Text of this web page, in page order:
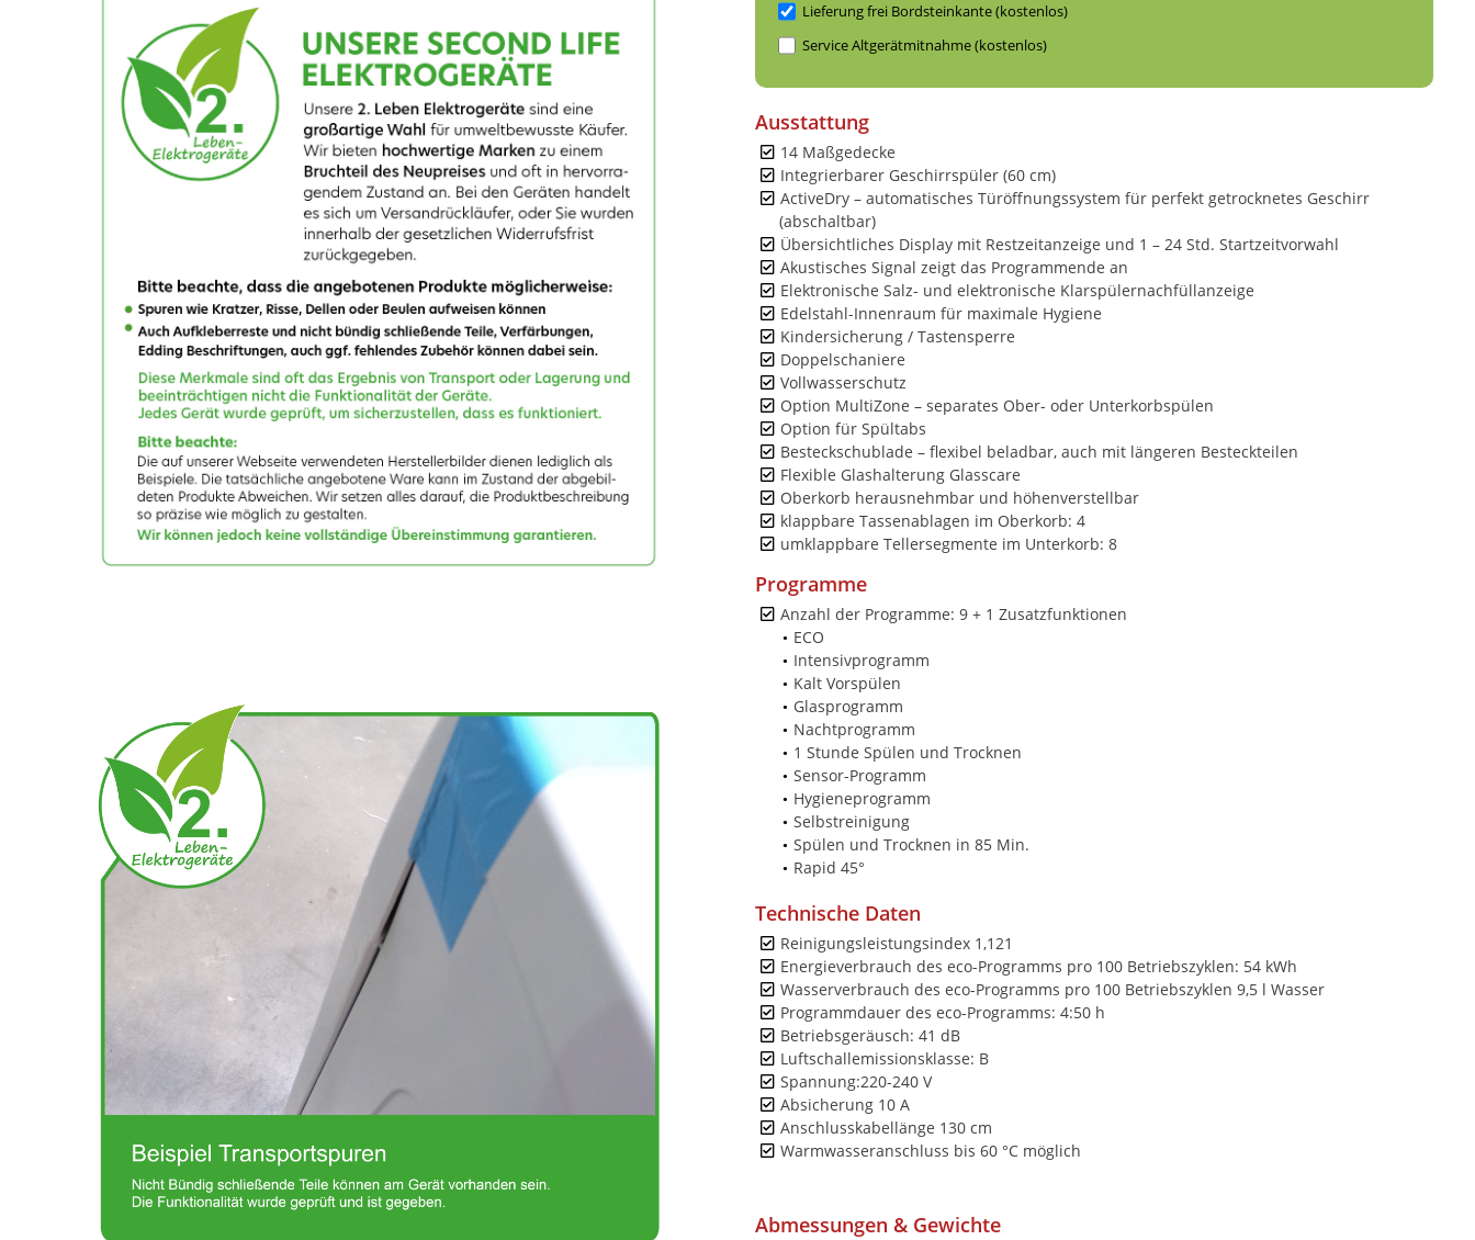
Lieferung frei Bordsteinkante (kostenlos)
Service Altgerätmitnahme (kostenlos)
Ausstattung
14 Maßgedecke
Integrierbarer Geschirrspüler (60 cm)
ActiveDry – automatisches Türöffnungssystem für perfekt getrocknetes Geschirr
(abschaltbar)
Übersichtliches Display mit Restzeitanzeige und 1 – 24 Std. Startzeitvorwahl
Akustisches Signal zeigt das Programmende an
Elektronische Salz- und elektronische Klarspülernachfüllanzeige
Edelstahl-Innenraum für maximale Hygiene
Kindersicherung / Tastensperre
Doppelschaniere
Vollwasserschutz
Option MultiZone – separates Ober- oder Unterkorbspülen
Option für Spültabs
Besteckschublade – flexibel beladbar, auch mit längeren Besteckteilen
Flexible Glashalterung Glasscare
Oberkorb herausnehmbar und höhenverstellbar
klappbare Tassenablagen im Oberkorb: 4
umklappbare Tellersegmente im Unterkorb: 8
Programme
Anzahl der Programme: 9 + 1 Zusatzfunktionen
ECO
Intensivprogramm
Kalt Vorspülen
Glasprogramm
Nachtprogramm
1 Stunde Spülen und Trocknen
Sensor-Programm
Hygieneprogramm
Selbstreinigung
Spülen und Trocknen in 85 Min.
Rapid 45°
Technische Daten
Reinigungsleistungsindex 1,121
Energieverbrauch des eco-Programms pro 100 Betriebszyklen: 54 kWh
Wasserverbrauch des eco-Programms pro 100 Betriebszyklen 9,5 l Wasser
Programmdauer des eco-Programms: 4:50 h
Betriebsgeräusch: 41 dB
Luftschallemissionsklasse: B
Spannung:220-240 V
Absicherung 10 A
Anschlusskabellänge 130 cm
Warmwasseranschluss bis 60 °C möglich
Abmessungen & Gewichte